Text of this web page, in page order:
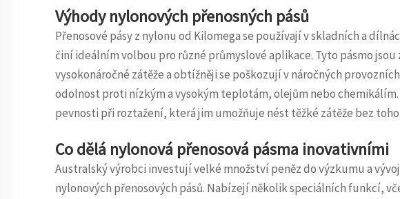
Výhody nylonových přenosných pásů
Přenosové pásy z nylonu od Kilomega se používají v skladních a
činí ideálním volbou pro různé průmyslové aplikace. Tyto pásmo jsou
vysokonáročné zátěže a obtížněji se poškozují v náročných
odolnost proti nízkým a vysokým teplotám, olejům nebo chemikálím.
pevnosti při roztažení, která jim umožňuje nést těžké zátěže bez
Co dělá nylonová přenosová pásma inovativními
Australský výrobci investují velké množství peněz do výzkumu a
nylonových přenosových pásů. Nabízejí několik speciálních funkcí,